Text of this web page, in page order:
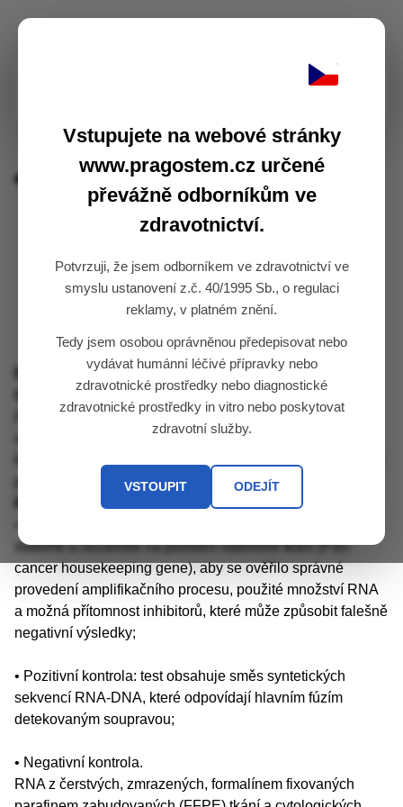
NTRK Fusion
NTRK FUSION
EasyPGX® ready NTRK fusion kat.č. RT035 (48 test,
Detekce hlavních fúzních variant genů NTRK1, NTRK2
a NTRK3 pomocí jednokrokové PCR v reálném čase.
plus endogenní kontrolní gen.
stabilně a nezávisle na původní nádorové tkáni (Pan-
cancer housekeeping gene), aby se ověřilo správné
provedení amplifikačního procesu, použité množství RNA
a možná přítomnost inhibitorů, které může způsobit falešně
negativní výsledky;
• Pozitivní kontrola: test obsahuje směs syntetických
sekvencí RNA-DNA, které odpovídají hlavním fúzím
detekovaným soupravou;
• Negativní kontrola.
RNA z čerstvých, zmrazených, formalínem fixovaných
Vstupujete na webové stránky
www.pragostem.cz určené
převážně odborníkům ve
zdravotnictví.
Potvrzuji, že jsem odborníkem ve zdravotnictví ve
smyslu ustanovení z.č. 40/1995 Sb., o regulaci
reklamy, v platném znění.
Tedy jsem osobou oprávněnou předepisovat nebo
vydávat humánní léčivé přípravky nebo
zdravotnické prostředky nebo diagnostické
zdravotnické prostředky in vitro nebo poskytovat
zdravotní služby.
VSTOUPIT ODEJÍT